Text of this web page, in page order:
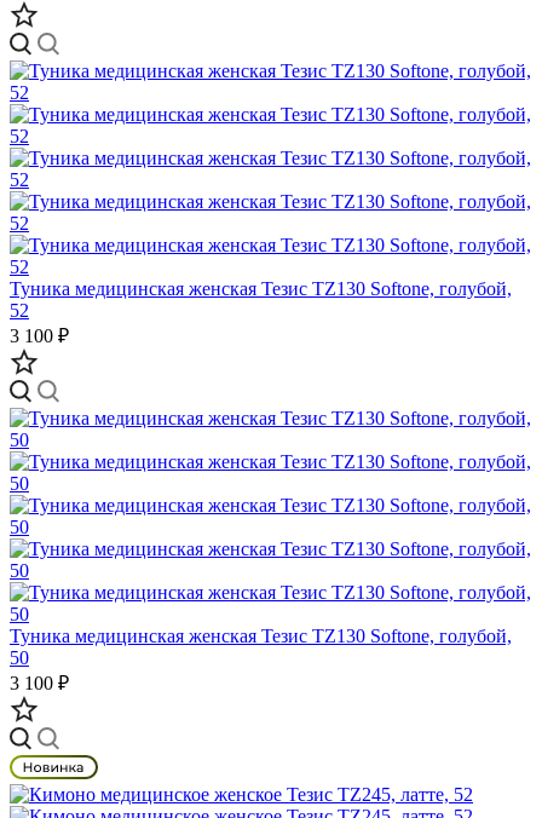
Туника медицинская женская Тезис TZ130 Softone, голубой,
52
3 100 ₽
Туника медицинская женская Тезис TZ130 Softone, голубой,
50
3 100 ₽